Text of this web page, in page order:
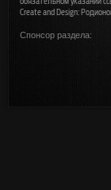
Create and Design:
Спонсор раздела: